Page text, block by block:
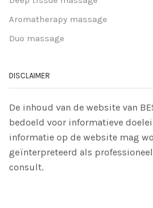
Aromatherapy massage
Duo massage
DISCLAIMER
De inhoud van de website van
bedoeld voor informatieve
informatie op de website mag
geïnterpreteerd als
consult.